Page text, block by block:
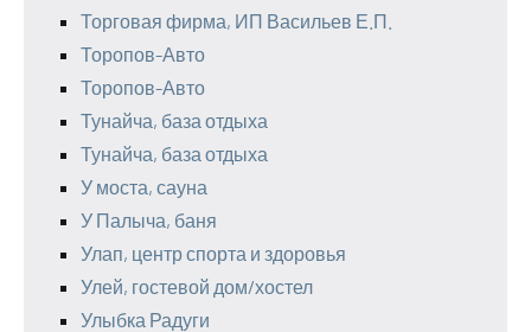
Торговая фирма, ИП Васильев Е.П.
Торопов-Авто
Торопов-Авто
Тунайча, база отдыха
Тунайча, база отдыха
У моста, сауна
У Палыча, баня
Улап, центр спорта и здоровья
Улей, гостевой дом/хостел
Улыбка Радуги